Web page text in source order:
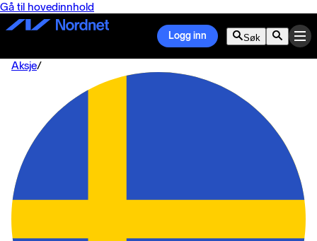
Gå til hovedinnhold
Logg inn Søk
Aksje/